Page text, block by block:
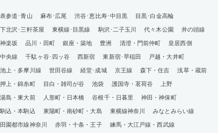
表参道･青山 麻布･広尾 渋谷･恵比寿･中目黒
目黒･白金高輪
下北沢･三軒茶屋
東横線･目黒線 駒沢･二子玉川 代々木公園
井の頭線
神楽坂
品川・田町 銀座・築地 豊洲 清澄・門前仲町
皇居西側
中央線
千駄ヶ谷･四ッ谷 西新宿 東新宿･早稲田
戸越・大井町
池上・多摩川線
世田谷線 経堂･成城 京王線 森下・住吉
浅草・蔵前
押上・錦糸町
目白・雑司が谷 池袋 護国寺・茗荷谷
上野
湯島・東大前
人形町・日本橋 谷根千・日暮里
神田・神保町
駒込・本駒込
東陽町・南砂町・大島 東横線神奈川
みなとみらい線
田園都市線神奈川
赤羽・十条・王子
練馬・大江戸線・西武線